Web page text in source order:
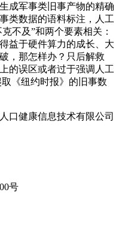
军事类旧事产物的精确
类数据的语料标注，人工
不及”和两个要素相关：
益于硬件算力的成长、大
，那怎样办？只后解救
的误区或者过于强调人工
《纽约时报》的旧事数
口健康信息技术有限公司
号